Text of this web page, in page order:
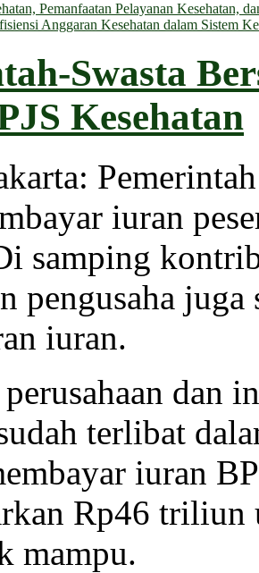
Pemanfaatan Pelayanan Kesehatan,
Anggaran Kesehatan dalam Sistem
Swasta
Kesehatan
iuran
samping
pengusaha
iuran.
perusahaan dan
terlibat
iuran
Rp46 triliun
mampu.